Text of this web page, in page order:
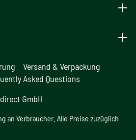
Versand & Verpackung
Asked Questions
GmbH
an Verbraucher. Alle Preise zuzüglich